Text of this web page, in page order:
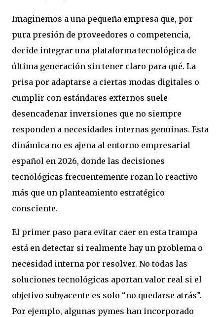
Imaginemos a una pequeña empresa que, por
pura presión de proveedores o competencia,
decide integrar una plataforma tecnológica de
última generación sin tener claro para qué. La
prisa por adaptarse a ciertas modas digitales o
cumplir con estándares externos suele
desencadenar inversiones que no siempre
responden a necesidades internas genuinas. Esta
dinámica no es ajena al entorno empresarial
español en 2026, donde las decisiones
tecnológicas frecuentemente rozan lo reactivo
más que un planteamiento estratégico
consciente.
El primer paso para evitar caer en esta trampa
está en detectar si realmente hay un problema o
necesidad interna por resolver. No todas las
soluciones tecnológicas aportan valor real si el
objetivo subyacente es solo “no quedarse atrás”.
Por ejemplo, algunas pymes han incorporado